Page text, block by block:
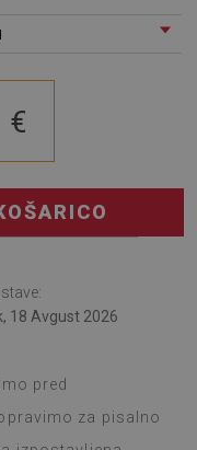
€
18 Avgust 2026
pred
za pisalno